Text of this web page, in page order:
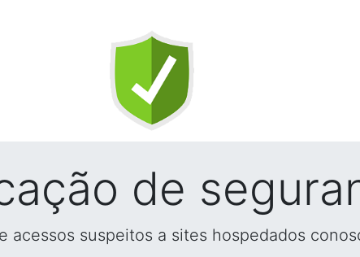
de
acessos suspeitos a sites hospedados